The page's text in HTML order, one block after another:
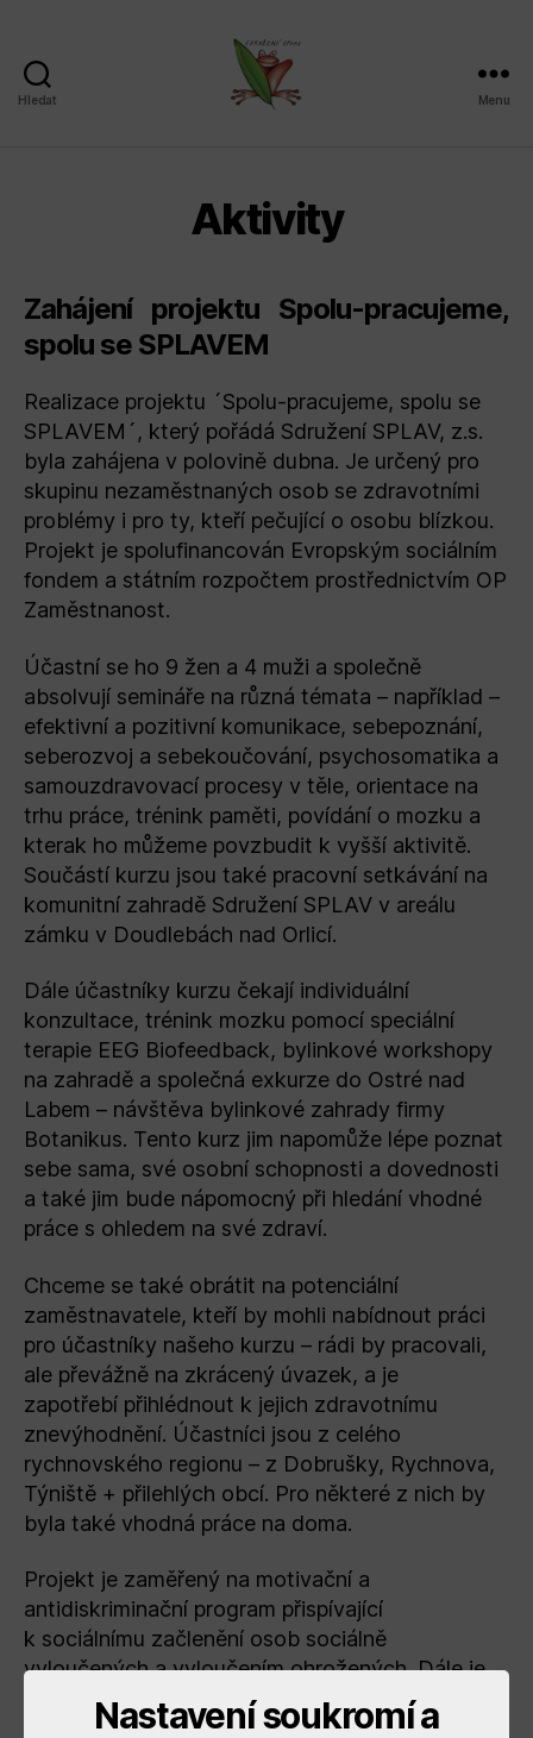
Hledat Menu
Aktivity
Zahájení projektu Spolu-pracujeme,
spolu se SPLAVEM
Realizace projektu ´Spolu-pracujeme, spolu se
SPLAVEM´, který pořádá Sdružení SPLAV, z.s.
byla zahájena v polovině dubna. Je určený pro
skupinu nezaměstnaných osob se zdravotními
problémy i pro ty, kteří pečující o osobu blízkou.
Projekt je spolufinancován Evropským sociálním
fondem a státním rozpočtem prostřednictvím OP
Zaměstnanost.
Účastní se ho 9 žen a 4 muži a společně
absolvují semináře na různá témata – například –
efektivní a pozitivní komunikace, sebepoznání,
seberozvoj a sebekoučování, psychosomatika a
samouzdravovací procesy v těle, orientace na
trhu práce, trénink paměti, povídání o mozku a
kterak ho můžeme povzbudit k vyšší aktivitě.
Součástí kurzu jsou také pracovní setkávání na
komunitní zahradě Sdružení SPLAV v areálu
zámku v Doudlebách nad Orlicí.
Dále účastníky kurzu čekají individuální
konzultace, trénink mozku pomocí speciální
terapie EEG Biofeedback, bylinkové workshopy
na zahradě a společná exkurze do Ostré nad
Labem – návštěva bylinkové zahrady firmy
Botanikus. Tento kurz jim napomůže lépe poznat
sebe sama, své osobní schopnosti a dovednosti
a také jim bude nápomocný při hledání vhodné
práce s ohledem na své zdraví.
Chceme se také obrátit na potenciální
zaměstnavatele, kteří by mohli nabídnout práci
pro účastníky našeho kurzu – rádi by pracovali,
ale převážně na zkrácený úvazek, a je
zapotřebí přihlédnout k jejich zdravotnímu
znevýhodnění. Účastníci jsou z celého
rychnovského regionu – z Dobrušky, Rychnova,
Týniště + přilehlých obcí. Pro některé z nich by
byla také vhodná práce na doma.
Projekt je zaměřený na motivační a
antidiskriminační program přispívající
k sociálnímu začlenění osob sociálně
vyloučených a vyloučením ohrožených. Dále je
zaměřen na posílení spolupráce a koordinace
činností organizací, které působí v oblasti
Nastavení soukromí a